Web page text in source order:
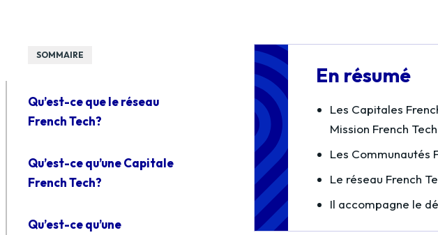
SOMMAIRE
Qu’est-ce que le réseau
French Tech?
Qu’est-ce qu’une Capitale
French Tech?
Qu’est-ce qu’une
En résumé
Les Capitales
Mission French
Les Communautés
Le réseau French
Il accompagne le